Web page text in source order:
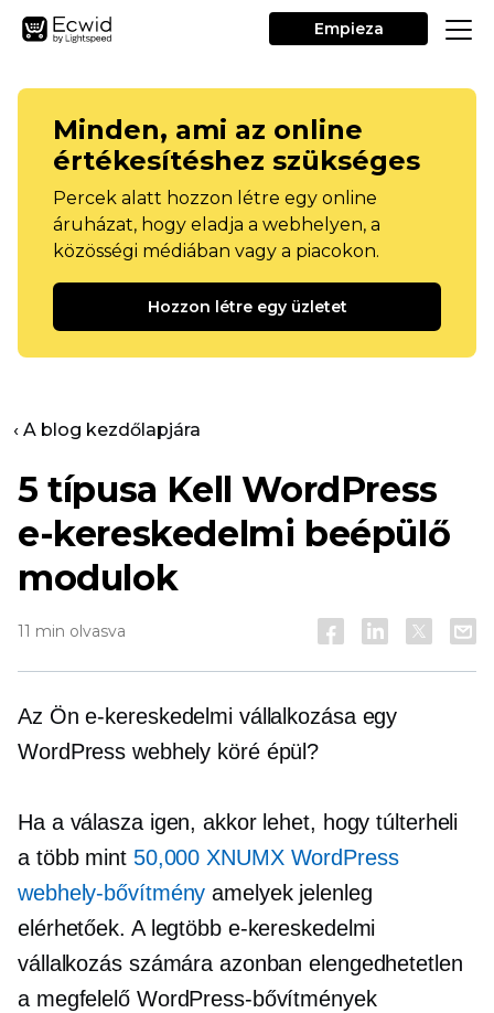
Empieza
Minden, ami az online
értékesítéshez szükséges
Percek alatt hozzon létre egy online
áruházat, hogy eladja a webhelyen, a
közösségi médiában vagy a piacokon.
Hozzon létre egy üzletet
‹ A blog kezdőlapjára
5 típusa Kell WordPress
e-kereskedelmi beépülő
modulok
11 min olvasva
Az Ön e-kereskedelmi vállalkozása egy
WordPress webhely köré épül?
Ha a válasza igen, akkor lehet, hogy túlterheli
a több mint 50,000 XNUMX WordPress
webhely-bővítmény amelyek jelenleg
elérhetőek. A legtöbb e-kereskedelmi
vállalkozás számára azonban elengedhetetlen
a megfelelő WordPress-bővítmények